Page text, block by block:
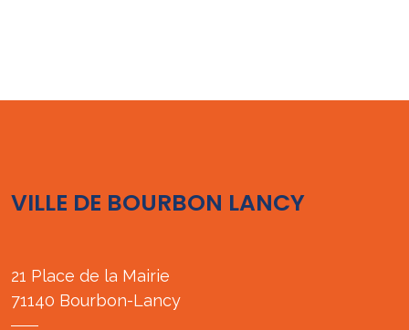
VILLE DE BOURBON LANCY
21 Place de la Mairie
71140 Bourbon-Lancy